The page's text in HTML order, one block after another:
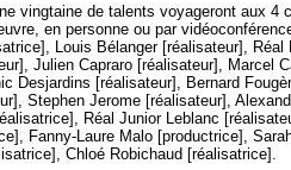
vingtaine de talents voyageront aux 4
en personne ou par
Louis Bélanger [réalisateur],
Julien Capraro [réalisateur], Marcel
Desjardins [réalisateur], Bernard
Stephen Jerome [réalisateur],
Réal Junior Leblanc
Fanny-Laure Malo [productrice],
Chloé Robichaud [réalisatrice].